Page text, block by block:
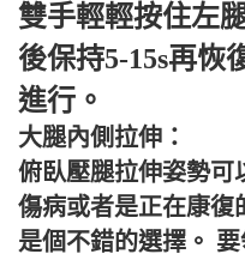
雙手輕輕按住左
後保持5-15s再恢
進行。
大腿內側拉伸：
俯臥壓腿拉伸姿勢可
傷病或者是正在康復
是個不錯的選擇。